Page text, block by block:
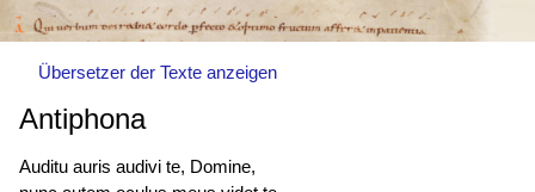
Übersetzer der Texte anzeigen
Antiphona
Auditu auris audivi te, Domine,